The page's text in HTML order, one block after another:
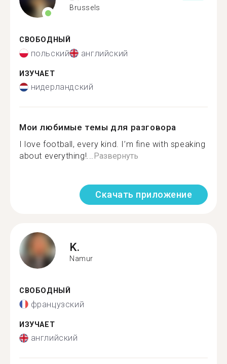
Brussels
СВОБОДНЫЙ
польский английский
ИЗУЧАЕТ
нидерландский
Мои любимые темы для разговора
I love football, every kind. I’m fine with speaking
about everything!...Развернуть
Скачать приложение
K.
Namur
СВОБОДНЫЙ
французский
ИЗУЧАЕТ
английский